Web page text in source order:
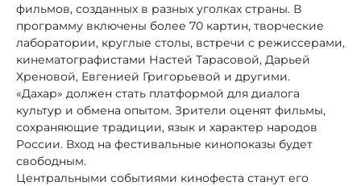
фильмов, созданных в разных уголках страны. В
программу включены более 70 картин, творческие
лаборатории, круглые столы, встречи с режиссерами,
кинематографистами Настей Тарасовой, Дарьей
Хреновой, Евгенией Григорьевой и другими.
«Дахар» должен стать платформой для диалога
культур и обмена опытом. Зрители оценят фильмы,
сохраняющие традиции, язык и характер народов
России. Вход на фестивальные кинопоказы будет
свободным.
Центральными событиями кинофеста станут его